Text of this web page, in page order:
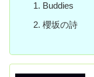
Buddies
櫻坂の詩